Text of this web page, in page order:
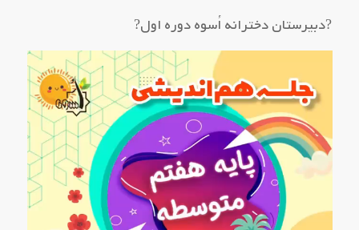
?دبیرستان دخترانه اُسوه دوره اول?